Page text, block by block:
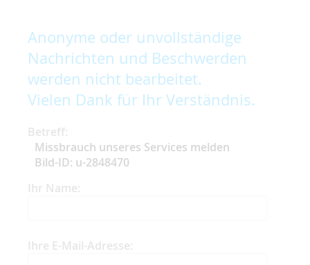
Anonyme oder unvollständige
Nachrichten und Beschwerden
werden nicht bearbeitet.
Vielen Dank für Ihr Verständnis.
Betreff:
Missbrauch unseres Services melden
Bild-ID: u-2848470
Ihr Name:
Ihre E-Mail-Adresse: